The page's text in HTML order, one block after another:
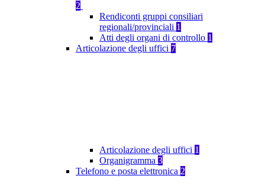
2
Rendiconti gruppi consiliari
regionali/provinciali 1
Atti degli organi di controllo 1
Articolazione degli uffici 7
Articolazione degli uffici 1
Organigramma 3
Telefono e posta elettronica 2